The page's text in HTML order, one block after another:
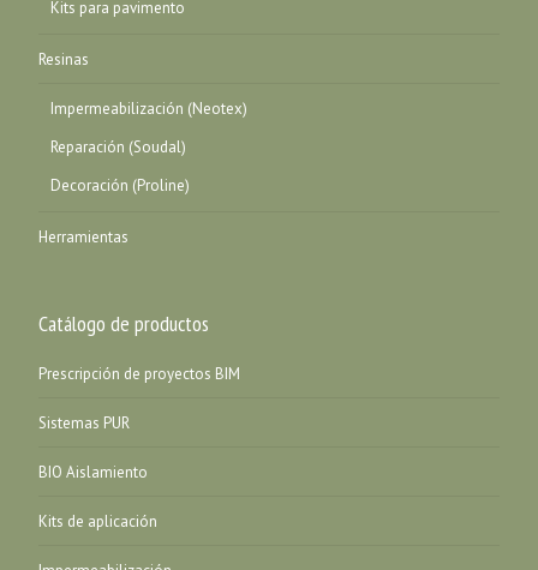
Kits para pavimento
Resinas
Impermeabilización (Neotex)
Reparación (Soudal)
Decoración (Proline)
Herramientas
Catálogo de productos
Prescripción de proyectos BIM
Sistemas PUR
BIO Aislamiento
Kits de aplicación